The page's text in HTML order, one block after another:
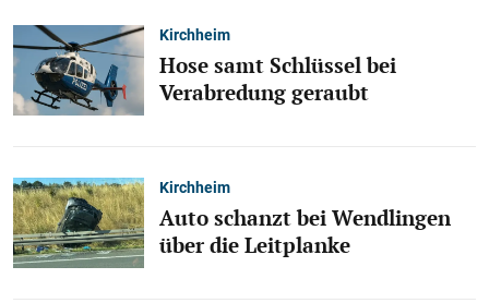
Kirchheim
Hose samt Schlüssel bei
Verabredung geraubt
Kirchheim
Auto schanzt bei Wendlingen
über die Leitplanke